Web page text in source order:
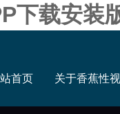
下载安装
首页 关于香蕉性